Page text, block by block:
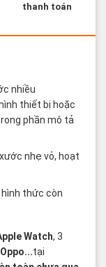
thanh toán
nhiều
thiết bị hoặc
phần mô tả
nhẹ vỏ, hoạt
hình thức còn
Watch, 3
tại